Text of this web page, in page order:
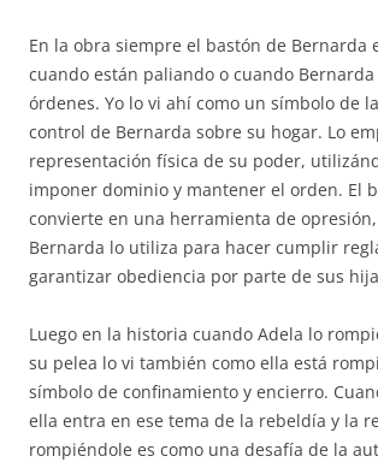
En la obra siempre el bastón de Bernarda
cuando están paliando o cuando
órdenes. Yo lo vi ahí como un símbolo de
control de Bernarda sobre su hogar. Lo
representación física de su poder,
imponer dominio y mantener el orden. El
convierte en una herramienta de
Bernarda lo utiliza para hacer cumplir
garantizar obediencia por parte de sus
Luego en la historia cuando Adela lo
su pelea lo vi también como ella está
símbolo de confinamiento y encierro.
ella entra en ese tema de la rebeldía y la
rompiéndole es como una desafía de la